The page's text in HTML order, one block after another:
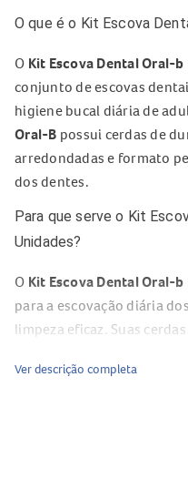
O que é o Kit Escova
O Kit Escova Dental Oral-
conjunto de escovas
higiene bucal diária de
Oral-B possui cerdas de
arredondadas e formato
dos dentes.
Para que serve o Kit
Unidades?
O Kit Escova Dental Oral-
para a escovação diária
limpeza eficaz. Suas
arredondadas são gentis
Ver descrição completa